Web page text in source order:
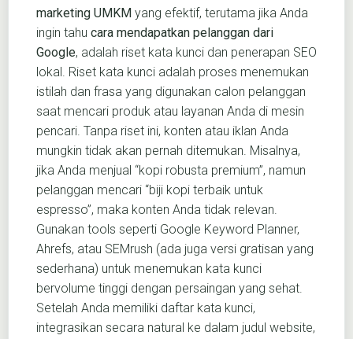
marketing UMKM yang efektif, terutama jika Anda
ingin tahu cara mendapatkan pelanggan dari
Google, adalah riset kata kunci dan penerapan SEO
lokal. Riset kata kunci adalah proses menemukan
istilah dan frasa yang digunakan calon pelanggan
saat mencari produk atau layanan Anda di mesin
pencari. Tanpa riset ini, konten atau iklan Anda
mungkin tidak akan pernah ditemukan. Misalnya,
jika Anda menjual “kopi robusta premium”, namun
pelanggan mencari “biji kopi terbaik untuk
espresso”, maka konten Anda tidak relevan.
Gunakan tools seperti Google Keyword Planner,
Ahrefs, atau SEMrush (ada juga versi gratisan yang
sederhana) untuk menemukan kata kunci
bervolume tinggi dengan persaingan yang sehat.
Setelah Anda memiliki daftar kata kunci,
integrasikan secara natural ke dalam judul website,